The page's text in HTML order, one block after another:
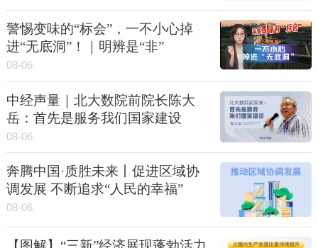
警惕变味的“标会”，一不小心掉
进“无底洞”！｜明辨是“非”
08-06
中经声量｜北大数院前院长陈大
岳：首先是服务我们国家建设
08-06
奔腾中国·质胜未来丨促进区域协
调发展 不断追求“人民的幸福”
08-06